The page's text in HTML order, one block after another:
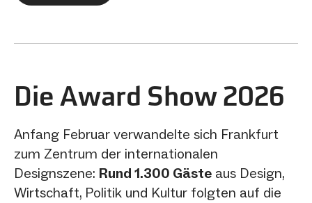
Die Award Show 2026
Anfang Februar verwandelte sich Frankfurt
zum Zentrum der internationalen
Designszene: Rund 1.300 Gäste aus Design,
Wirtschaft, Politik und Kultur folgten auf die